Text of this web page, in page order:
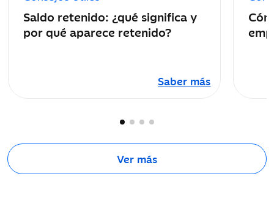
publicación:
Saldo retenido: ¿qué significa y
por qué aparece retenido?
Saber más
Ver más